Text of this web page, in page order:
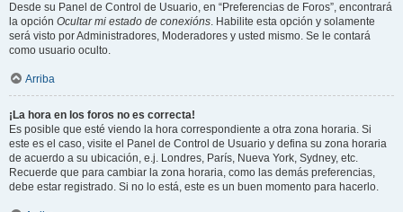
Desde su Panel de Control de Usuario, en “Preferencias de Foros”, encontrará
la opción Ocultar mi estado de conexións. Habilite esta opción y solamente
será visto por Administradores, Moderadores y usted mismo. Se le contará
como usuario oculto.
Arriba
¡La hora en los foros no es correcta!
Es posible que esté viendo la hora correspondiente a otra zona horaria. Si
este es el caso, visite el Panel de Control de Usuario y defina su zona horaria
de acuerdo a su ubicación, e.j. Londres, París, Nueva York, Sydney, etc.
Recuerde que para cambiar la zona horaria, como las demás preferencias,
debe estar registrado. Si no lo está, este es un buen momento para hacerlo.